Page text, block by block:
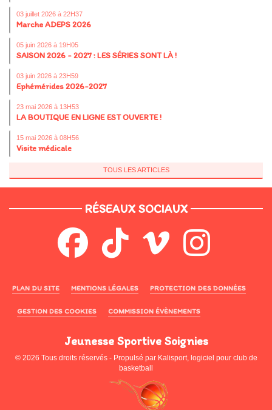
03 juillet 2026 à 22H37
Marche ADEPS 2026
05 juin 2026 à 19H05
SAISON 2026 - 2027 : LES SÉRIES SONT LÀ !
03 juin 2026 à 23H59
Ephémérides 2026-2027
23 mai 2026 à 13H53
LA BOUTIQUE EN LIGNE EST OUVERTE !
15 mai 2026 à 08H56
Visite médicale
TOUS LES ARTICLES
RÉSEAUX SOCIAUX
PLAN DU SITE MENTIONS LÉGALES PROTECTION DES DONNÉES
GESTION DES COOKIES COMMISSION ÉVÈNEMENTS
Jeunesse Sportive Soignies
© 2026 Tous droits réservés - Propulsé par Kalisport, logiciel pour club de
basketball